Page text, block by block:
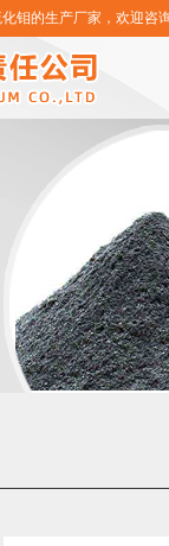
钼的生产厂家，欢迎咨